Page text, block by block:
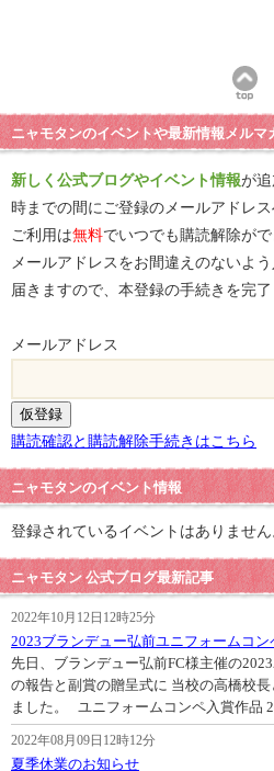
ニャモタンのイベントや最新情報メルマ
新しく公式ブログやイベント情報が
時までの間にご登録のメールアドレス
ご利用は無料でいつでも購読解除がで
メールアドレスをお間違えのないよ
届きますので、本登録の手続きを完了
メールアドレス
購読確認と購読解除手続きはこちら
ニャモタンのイベント情報
登録されているイベントはありません
ニャモタン 公式ブログ最新記事
2022年10月12日12時25分
2023ブランデュー弘前ユニフォームコ
先日、ブランデュー弘前FC様主催の
の報告と副賞の贈呈式に 当校の高橋校
ました。 ユニフォームコンペ入賞作品
2022年08月09日12時12分
夏季休業のお知らせ